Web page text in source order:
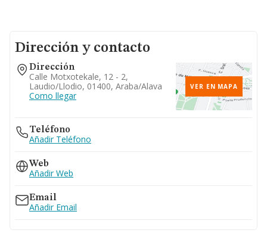
Dirección y contacto
Dirección
Calle Motxotekale, 12 - 2,
Laudio/llodio, 01400, Araba/alava
Como llegar
VER EN MAPA
Teléfono
Añadir Teléfono
Web
Añadir Web
Email
Añadir Email